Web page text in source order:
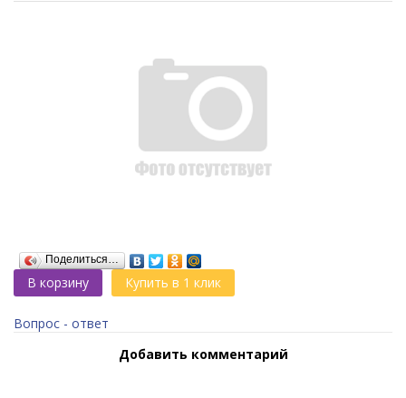
Поделиться…
В корзину Купить в 1 клик
Вопрос - ответ
Добавить комментарий